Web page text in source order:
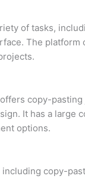
of tasks,
The platform
copy-
It has a large
options.
copy-